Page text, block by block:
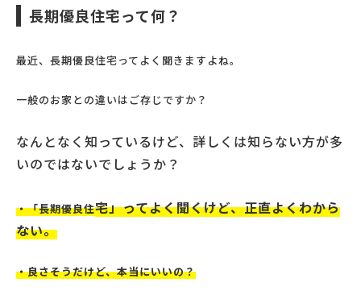
長期優良住宅って何？
最近、長期優良住宅ってよく聞きますよね。
一般のお家との違いはご存じですか？
なんとなく知っているけど、詳しくは知らない方が多
いのではないでしょうか？
・「長期優良住宅」ってよく聞くけど、正直よくわから
ない。
・良さそうだけど、本当にいいの？